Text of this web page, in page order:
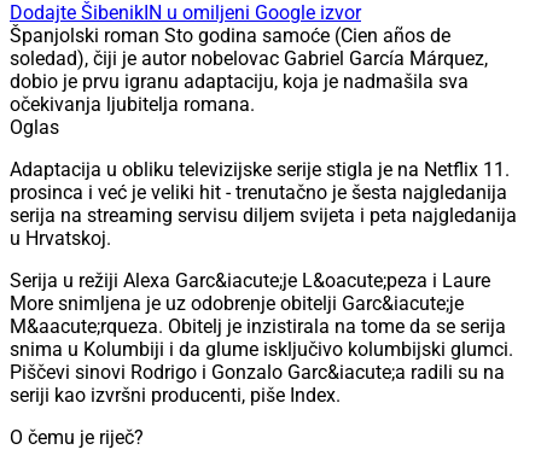
Dodajte ŠibenikIN u omiljeni Google izvor
Španjolski roman Sto godina samoće (Cien años de
soledad), čiji je autor nobelovac Gabriel García Márquez,
dobio je prvu igranu adaptaciju, koja je nadmašila sva
očekivanja ljubitelja romana.
Oglas
Adaptacija u obliku televizijske serije stigla je na Netflix 11.
prosinca i već je veliki hit - trenutačno je šesta najgledanija
serija na streaming servisu diljem svijeta i peta najgledanija
u Hrvatskoj.
Serija u režiji Alexa Garc&iacute;je L&oacute;peza i Laure
More snimljena je uz odobrenje obitelji Garc&iacute;je
M&aacute;rqueza. Obitelj je inzistirala na tome da se serija
snima u Kolumbiji i da glume isključivo kolumbijski glumci.
Piščevi sinovi Rodrigo i Gonzalo Garc&iacute;a radili su na
seriji kao izvršni producenti, piše Index.
O čemu je riječ?